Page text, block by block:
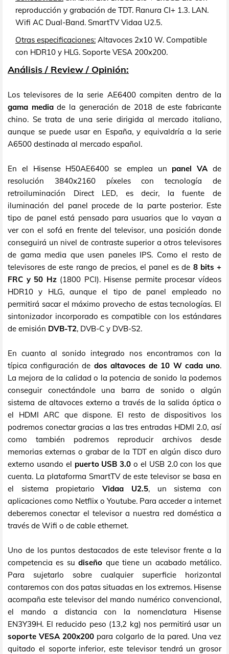
reproducción y grabación de TDT. Ranura CI+ 1.3. LAN.
Wifi AC Dual-Band. SmartTV Vidaa U2.5.
Otras especificaciones: Altavoces 2x10 W. Compatible
con HDR10 y HLG. Soporte VESA 200x200.
Análisis / Review / Opinión:
Los televisores de la serie AE6400 compiten dentro de la
gama mediade la generación de 2018 de este fabricante
chino. Se trata de una serie dirigida al mercado italiano,
aunque se puede usar en España, y equivaldría a la serie
A6500 destinada al mercado español.
En el Hisense H50AE6400 se emplea un panel VA de
resolución 3840x2160 píxeles con tecnología de
retroiluminación Direct LED, es decir, la fuente de
iluminación del panel procede de la parte posterior. Este
tipo de panel está pensado para usuarios que lo vayan a
ver con el sofá en frente del televisor, una posición donde
conseguirá un nivel de contraste superior a otros televisores
de gama media que usen paneles IPS. Como el resto de
televisores de este rango de precios, el panel es de 8 bits +
FRC y 50 Hz(1800 PCI). Hisense permite procesar vídeos
HDR10 y HLG, aunque el tipo de panel empleado no
permitirá sacar el máximo provecho de estas tecnologías. El
sintonizador incorporado es compatible con los estándares
de emisión DVB-T2, DVB-C y DVB-S2.
En cuanto al sonido integrado nos encontramos con la
típica configuración de dos altavoces de 10 W cada uno.
La mejora de la calidad o la potencia de sonido la podemos
conseguir conectándole una barra de sonido o algún
sistema de altavoces externo a través de la salida óptica o
el HDMI ARC que dispone. El resto de dispositivos los
podremos conectar gracias a las tres entradas HDMI 2.0, así
como también podremos reproducir archivos desde
memorias externas o grabar de la TDT en algún disco duro
externo usando el puerto USB 3.0 o el USB 2.0 con los que
cuenta. La plataforma SmartTV de este televisor se basa en
el sistema propietarioVidaa U2.5, un sistema con
aplicaciones como Netflix o Youtube. Para acceder a internet
deberemos conectar el televisor a nuestra red doméstica a
través de Wifi o de cable ethernet.
Uno de los puntos destacados de este televisor frente a la
competencia es sudiseño que tiene un acabado metálico.
Para sujetarlo sobre cualquier superficie horizontal
contaremos con dos patas situadas en los extremos. Hisense
acompaña este televisor del mando numérico convencional,
el mando a distancia con la nomenclatura Hisense
EN3Y39H. El reducido peso (13,2 kg) nos permitirá usar un
soporte VESA 200x200 para colgarlo de la pared. Una vez
quitado el soporte inferior, este televisor tendrá un grosor